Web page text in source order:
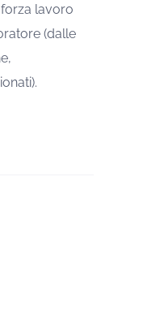
lavoro
(dalle